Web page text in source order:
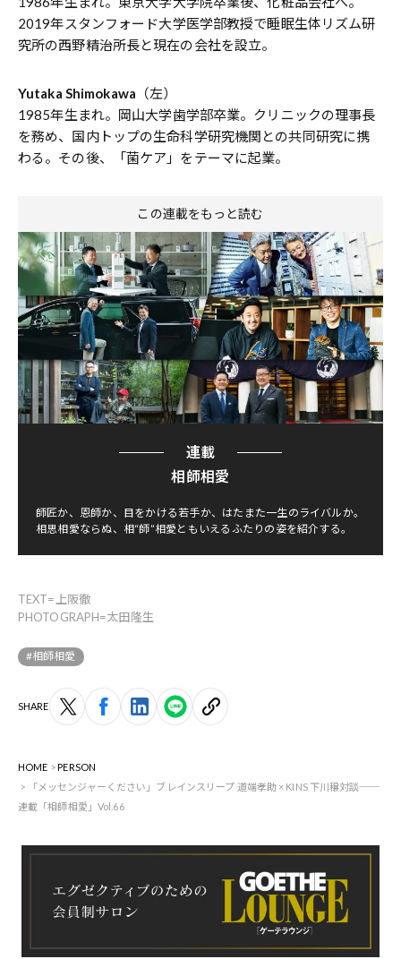
2019年スタンフォード大学医学部教授で睡眠生体リズム研
究所の西野精治所長と現在の会社を設立。
Yutaka Shimokawa （左）
1985年生まれ。岡山大学歯学部卒業。クリニックの理事長
を務め、国内トップの生命科学研究機関との共同研究に携
わる。その後、「菌ケア」をテーマに起業。
この連載をもっと読む
連載
相師相愛
師匠か、恩師か、目をかける若手か、はたまた一生のライバルか。
相思相愛ならぬ、相“師”相愛ともいえるふたりの姿を紹介する。
TEXT=上阪徹
PHOTOGRAPH=太田隆生
#相師相愛
SHARE
HOME
PERSON
「メッセンジャーください」ブレインスリープ 道端孝助 × KINS 下川穣対談──
連載「相師相愛」Vol.66